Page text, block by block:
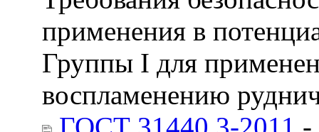
применения в
Группы I для
воспламенению